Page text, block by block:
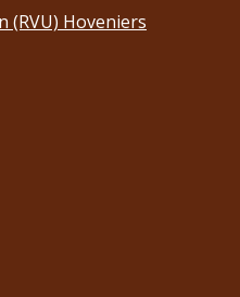
(RVU) Hoveniers